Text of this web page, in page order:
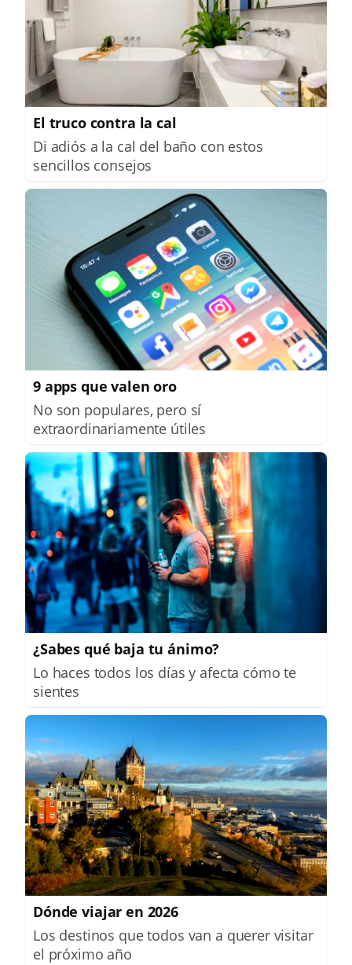
El truco contra la cal
Di adiós a la cal del baño con estos
sencillos consejos
9 apps que valen oro
No son populares, pero sí
extraordinariamente útiles
¿Sabes qué baja tu ánimo?
Lo haces todos los días y afecta cómo te
sientes
Dónde viajar en 2026
Los destinos que todos van a querer visitar
el próximo año